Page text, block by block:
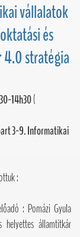
vállalatok
és
4.0 stratégia
14h30(
3-9. Informatikai
:
: Pomázi Gyula
helyettes államtitkár